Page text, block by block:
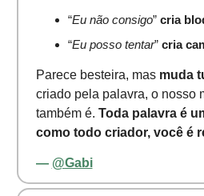
“Eu não consigo” cria
“Eu posso tentar” cria
Parece besteira, mas muda
criado pela palavra, o nosso
também é. Toda palavra é
como todo criador, você é
— @Gabi